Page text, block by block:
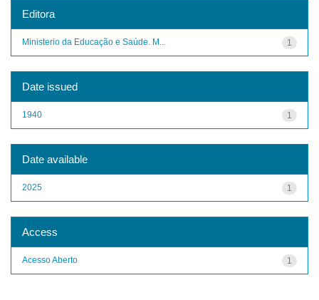
Editora
1
Ministerio da Educação e Saúde. M...
Date issued
1
1940
Date available
1
2025
Access
1
Acesso Aberto